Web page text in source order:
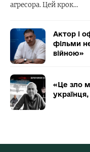
агресора. Цей крок…
Актор і
фільми
війною»
«Це зло